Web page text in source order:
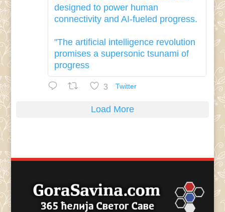
designed to power human
connectivity and AI-fueled progress.
"The artificial intelligence revolution
promises a supersonic tsunami of
progress
3 Twitter
Load More